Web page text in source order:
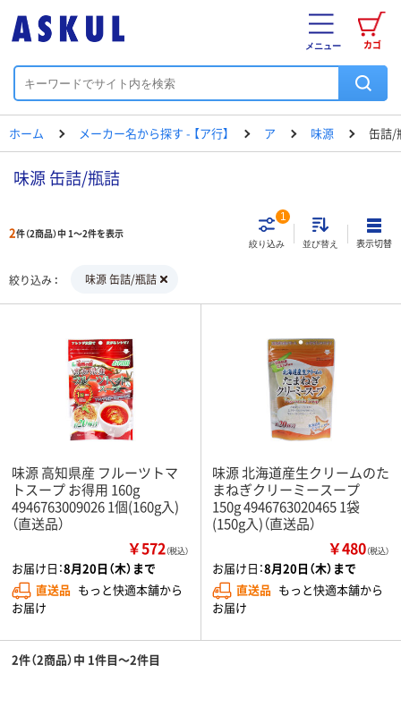
カゴ
メニュー
ホーム メーカー名から探す - 【ア行】 ア 味源 缶詰/
味源 缶詰/瓶詰
2件（2商品）中 1～2件を表示
絞り込み
1
並び替え 表示切替
絞り込み 味源 缶詰/瓶詰
味源 高知県産 フルーツトマ
トスープ お得用 160g
4946763009026 1個(160g入)
（直送品）
￥572（税込）
お届け日：8月20日（木）まで
直送品 もっと快適本舗から
お届け
味源 北海道産生クリームのた
まねぎクリーミースープ
150g 4946763020465 1袋
(150g入)（直送品）
￥480（税込）
お届け日：8月20日（木）まで
直送品 もっと快適本舗から
お届け
2件（2商品）中 1件目～2件目